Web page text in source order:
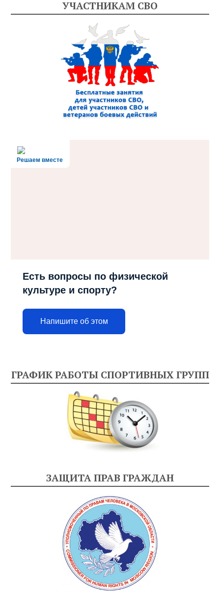
УЧАСТНИКАМ СВО
Решаем вместе
Есть вопросы по физической
культуре и спорту?
Напишите об этом
ГРАФИК РАБОТЫ СПОРТИВНЫХ ГРУПП
ЗАЩИТА ПРАВ ГРАЖДАН